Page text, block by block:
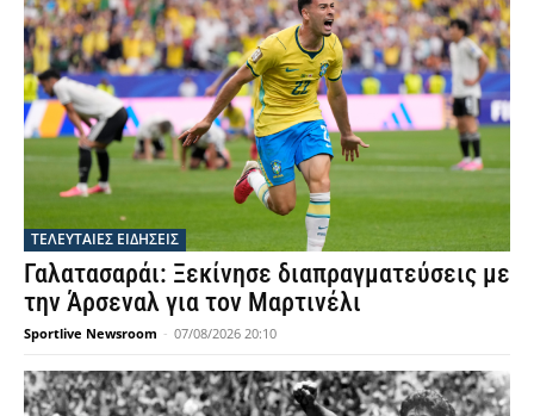
ΤΕΛΕΥΤΑΙΕΣ ΕΙΔΗΣΕΙΣ
Γαλατασαράι: Ξεκίνησε διαπραγματεύσεις με
την Άρσεναλ για τον Μαρτινέλι
Sportlive Newsroom - 07/08/2026 20:10